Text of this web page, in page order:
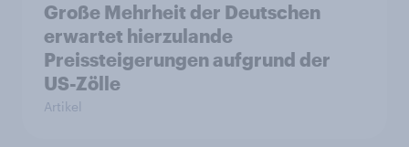
Große Mehrheit der Deutschen
erwartet hierzulande
Preissteigerungen aufgrund der
US-Zölle
Artikel